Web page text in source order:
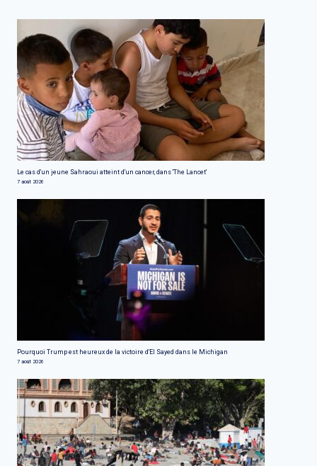
Le cas d'un jeune Sahraoui atteint d'un cancer, dans 'The Lancet'
7 août 2026
Pourquoi Trump est heureux de la victoire d'El Sayed dans le Michigan
7 août 2026